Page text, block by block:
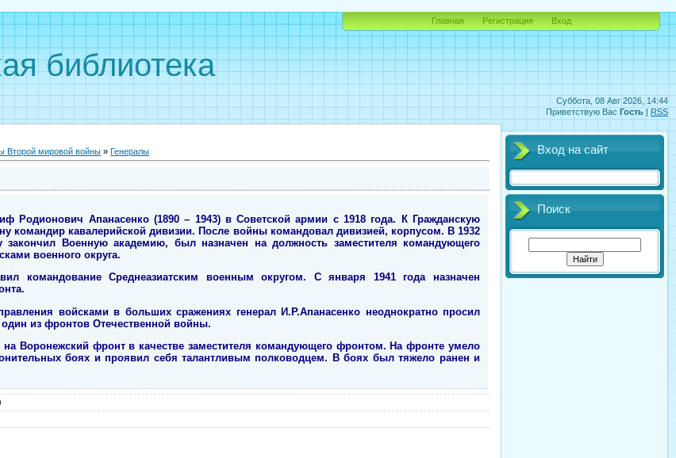
Суббота, 08 Авг 2026, 14:44
Приветствую Вас Гость | RSS
библиотека
Главная Регистрация Вход
Второй мировой войны » Генералы
Родионович Апанасенко (1890 – 1943) в Советской армии с 1918 года. К Гражданскую
командир кавалерийской дивизии. После войны командовал дивизией, корпусом. В 1932
закончил Военную академию, был назначен на должность заместителя командующего
военного округа.
командование Среднеазиатским военным округом. С января 1941 года назначен
войсками в больших сражениях генерал И.Р.Апанасенко неоднократно просил
из фронтов Отечественной войны.
Воронежский фронт в качестве заместителя командующего фронтом. На фронте умело
боях и проявил себя талантливым полководцем. В боях был тяжело ранен и
Вход на сайт
Поиск